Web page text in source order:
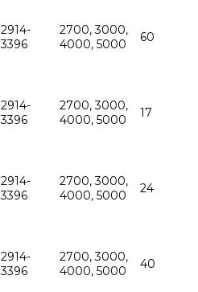
2914-
3396
2700, 3000,
4000, 5000
60
2914-
3396
2700, 3000,
4000, 5000
17
2914-
3396
2700, 3000,
4000, 5000
24
2914-
3396
2700, 3000,
4000, 5000
40